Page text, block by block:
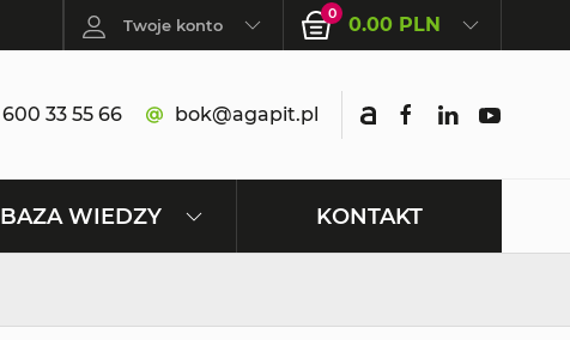
Twoje konto
0 0.00 PLN
600 33 55 66 bok@agapit.pl
BAZA WIEDZY KONTAKT